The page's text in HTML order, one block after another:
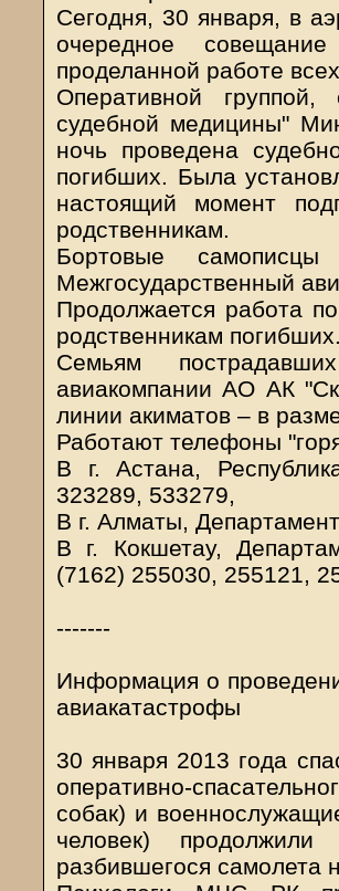
Сегодня, 30 января, в
очередное
проделанной работе
Оперативной
судебной медицины"
ночь проведена
погибших. Была
настоящий момент
родственникам.
Бортовые
Межгосударственный
Продолжается работа
родственникам
Семьям
авиакомпании АО АК
линии акиматов – в
Работают телефоны
В г. Астана,
323289, 533279,
В г. Алматы,
В г. Кокшетау,
(7162) 255030, 255121,
-------
Информация о
авиакатастрофы
30 января 2013 года
оперативно-
собак) и
человек)
разбившегося самолета